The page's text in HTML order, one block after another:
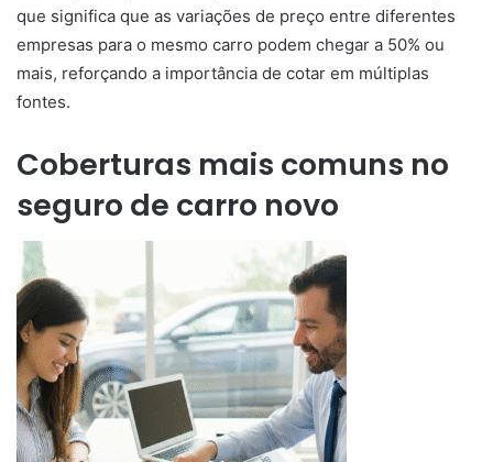
que significa que as variações de preço entre diferentes
empresas para o mesmo carro podem chegar a 50% ou
mais, reforçando a importância de cotar em múltiplas
fontes.
Coberturas mais comuns no
seguro de carro novo